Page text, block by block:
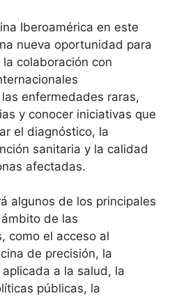
Iberoamérica en este
nueva oportunidad para
colaboración con
enfermedades raras,
y conocer iniciativas que
el diagnóstico, la
sanitaria y la calidad
afectadas.
algunos de los principales
de las
como el acceso al
de precisión, la
a la salud, la
públicas, la